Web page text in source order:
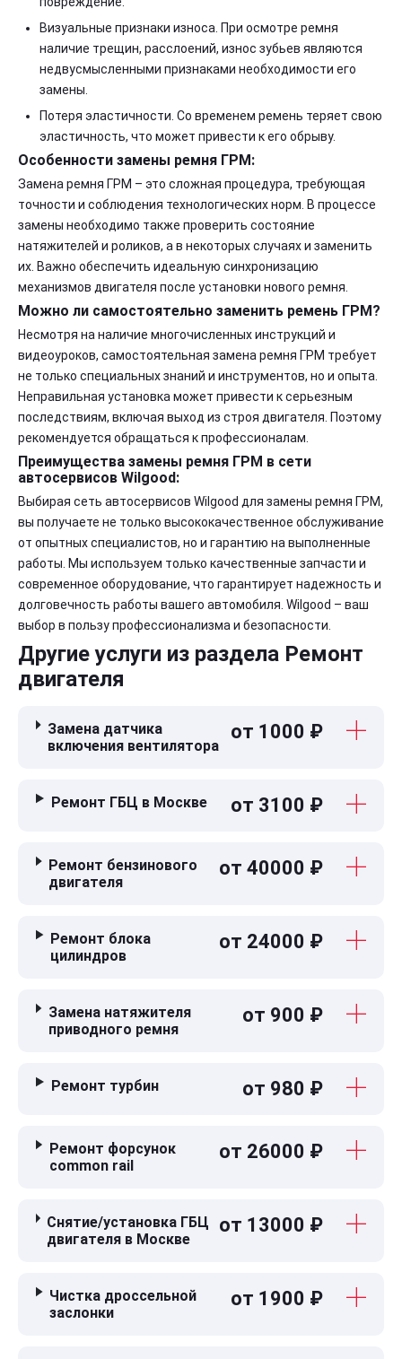
Визуальные признаки износа. При осмотре ремня
наличие трещин, расслоений, износ зубьев являются
недвусмысленными признаками необходимости его
замены.
Потеря эластичности. Со временем ремень теряет свою
эластичность, что может привести к его обрыву.
Особенности замены ремня ГРМ:
Замена ремня ГРМ – это сложная процедура, требующая
точности и соблюдения технологических норм. В процессе
замены необходимо также проверить состояние
натяжителей и роликов, а в некоторых случаях и заменить
их. Важно обеспечить идеальную синхронизацию
механизмов двигателя после установки нового ремня.
Можно ли самостоятельно заменить ремень ГРМ?
Несмотря на наличие многочисленных инструкций и
видеоуроков, самостоятельная замена ремня ГРМ требует
не только специальных знаний и инструментов, но и опыта.
Неправильная установка может привести к серьезным
последствиям, включая выход из строя двигателя. Поэтому
рекомендуется обращаться к профессионалам.
Преимущества замены ремня ГРМ в сети
автосервисов Wilgood:
Выбирая сеть автосервисов Wilgood для замены ремня ГРМ,
вы получаете не только высококачественное обслуживание
от опытных специалистов, но и гарантию на выполненные
работы. Мы используем только качественные запчасти и
современное оборудование, что гарантирует надежность и
долговечность работы вашего автомобиля. Wilgood – ваш
выбор в пользу профессионализма и безопасности.
Другие услуги из раздела Ремонт
двигателя
Замена датчика
включения вентилятора
от 1000 ₽
Ремонт ГБЦ в Москве от 3100 ₽
Ремонт бензинового
двигателя
от 40000 ₽
Ремонт блока
цилиндров
от 24000 ₽
Замена натяжителя
приводного ремня
от 900 ₽
Ремонт турбин от 980 ₽
Ремонт форсунок
common rail
от 26000 ₽
Снятие/установка ГБЦ
двигателя в Москве
от 13000 ₽
Чистка дроссельной
заслонки
от 1900 ₽